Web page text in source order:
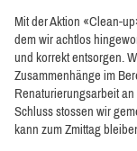
Mit der Aktion «Clean-
dem wir achtlos
und korrekt entsorgen.
Zusammenhänge im
Renaturierungsarbeit
Schluss stossen wir
kann zum Zmittag